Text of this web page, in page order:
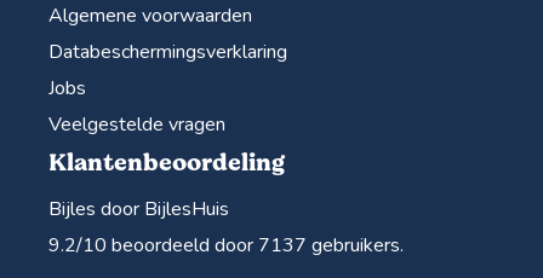
Algemene voorwaarden
Databeschermingsverklaring
Jobs
Veelgestelde vragen
Klantenbeoordeling
Bijles door BijlesHuis
9.2/10 beoordeeld door 7137 gebruikers.